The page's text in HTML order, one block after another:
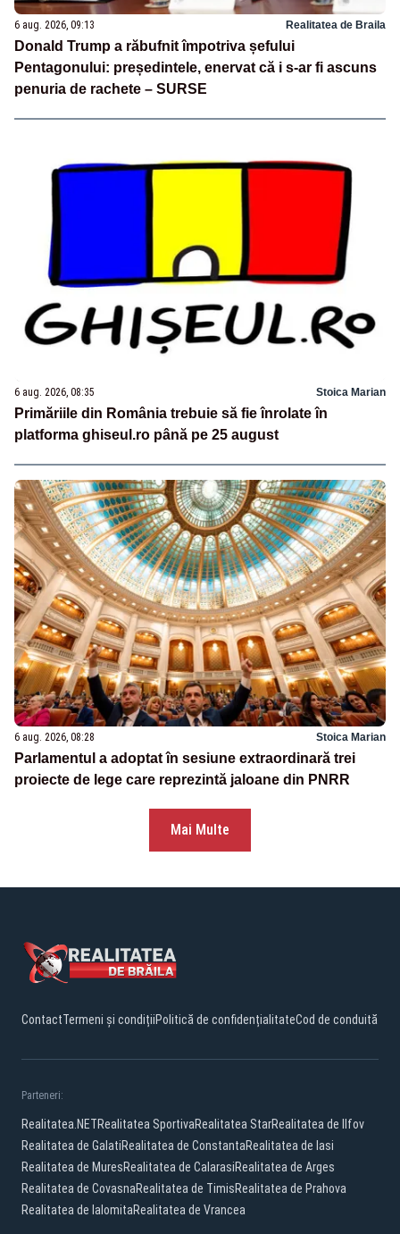
6 aug. 2026, 09:13 Realitatea de Braila
Donald Trump a răbufnit împotriva șefului
Pentagonului: președintele, enervat că i s-ar fi ascuns
penuria de rachete – SURSE
6 aug. 2026, 08:35 Stoica Marian
Primăriile din România trebuie să fie înrolate în
platforma ghiseul.ro până pe 25 august
6 aug. 2026, 08:28 Stoica Marian
Parlamentul a adoptat în sesiune extraordinară trei
proiecte de lege care reprezintă jaloane din PNRR
Mai Multe
ContactTermeni și condițiiPolitică de confidențialitateCod de conduită
Parteneri:
Realitatea.NETRealitatea SportivaRealitatea StarRealitatea de Ilfov
Realitatea de GalatiRealitatea de ConstantaRealitatea de Iasi
Realitatea de MuresRealitatea de CalarasiRealitatea de Arges
Realitatea de CovasnaRealitatea de TimisRealitatea de Prahova
Realitatea de IalomitaRealitatea de Vrancea